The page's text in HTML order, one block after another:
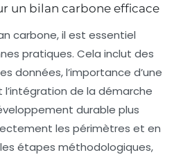
un bilan carbone efficace
carbone, il est essentiel
pratiques. Cela inclut des
données, l’importance d’une
de la démarche
durable plus
les périmètres et en
étapes méthodologiques,